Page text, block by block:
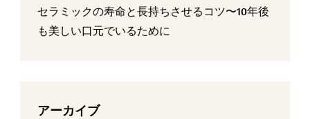
セラミックの寿命と長持ちさせるコツ〜10年後
も美しい口元でいるために
アーカイブ